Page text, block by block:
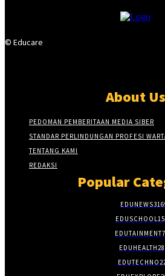
© Educare
About Us
PEDOMAN PEMBERITAAN MEDIA SIBER
STANDAR PERLINDUNGAN PROFESI
TENTANG KAMI
REDAKSI
Popular
EDUNEWS
EDUSCHOOL
EDUTAINMENT
EDUHEALTH
EDUTECHNO